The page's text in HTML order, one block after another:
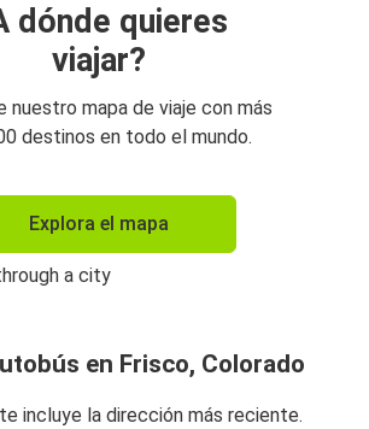
dónde quieres
viajar?
nuestro mapa de viaje con más
destinos en todo el mundo.
Explora el mapa
en Frisco, Colorado
incluye la dirección más reciente.